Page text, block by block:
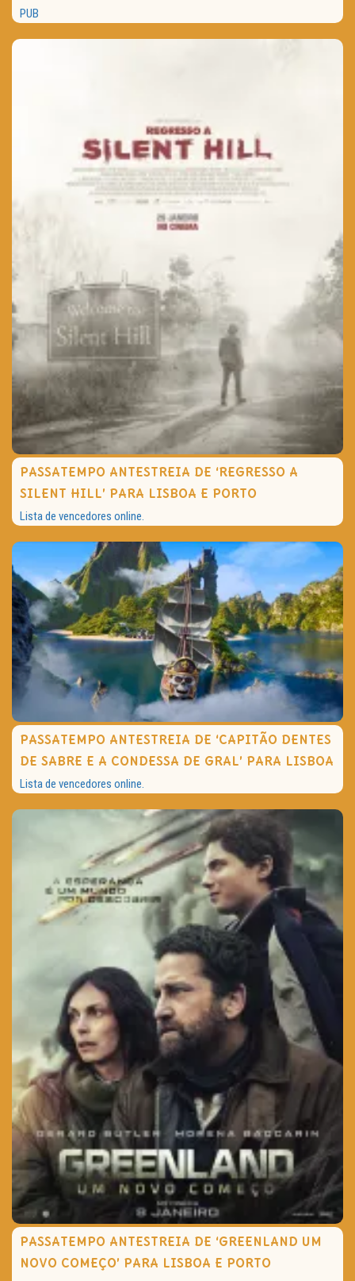
PUB
PASSATEMPO ANTESTREIA DE ‘REGRESSO A
SILENT HILL’ PARA LISBOA E PORTO
Lista de vencedores online.
PASSATEMPO ANTESTREIA DE ‘CAPITÃO DENTES
DE SABRE E A CONDESSA DE GRAL’ PARA LISBOA
Lista de vencedores online.
PASSATEMPO ANTESTREIA DE ‘GREENLAND UM
NOVO COMEÇO’ PARA LISBOA E PORTO